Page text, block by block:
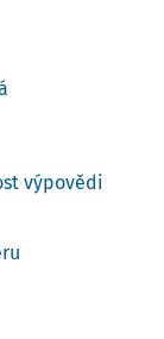
výpovědi